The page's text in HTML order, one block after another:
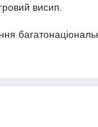
висип.